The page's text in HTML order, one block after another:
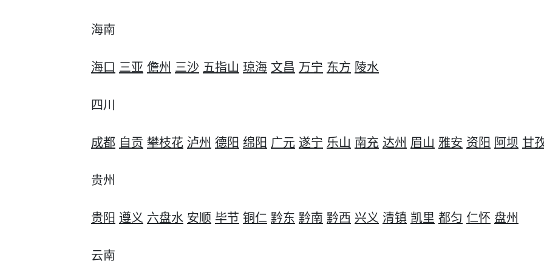
海南
海口 三亚 儋州 三沙 五指山 琼海 文昌 万宁 东方 陵水
四川
成都 自贡 攀枝花 泸州 德阳 绵阳 广元 遂宁 乐山 南充 达州 眉山 雅安 资阳 阿坝 甘
贵州
贵阳 遵义 六盘水 安顺 毕节 铜仁 黔东 黔南 黔西 兴义 清镇 凯里 都匀 仁怀 盘州
云南